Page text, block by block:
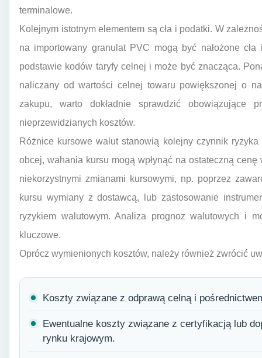
terminalowe.
Kolejnym istotnym elementem są cła i podatki. W
na importowany granulat PVC mogą być nałożone
podstawie kodów taryfy celnej i może być znacząca.
naliczany od wartości celnej towaru powiększonej o
zakupu, warto dokładnie sprawdzić obowiązujące
nieprzewidzianych kosztów.
Różnice kursowe walut stanowią kolejny czynnik
obcej, wahania kursu mogą wpłynąć na ostateczną
niekorzystnymi zmianami kursowymi, np. poprzez
kursu wymiany z dostawcą, lub zastosowanie
ryzykiem walutowym. Analiza prognoz walutowych i
kluczowe.
Oprócz wymienionych kosztów, należy również zwrócić
Koszty związane z odprawą celną i
Ewentualne koszty związane z certyfikacją lub
rynku krajowym.